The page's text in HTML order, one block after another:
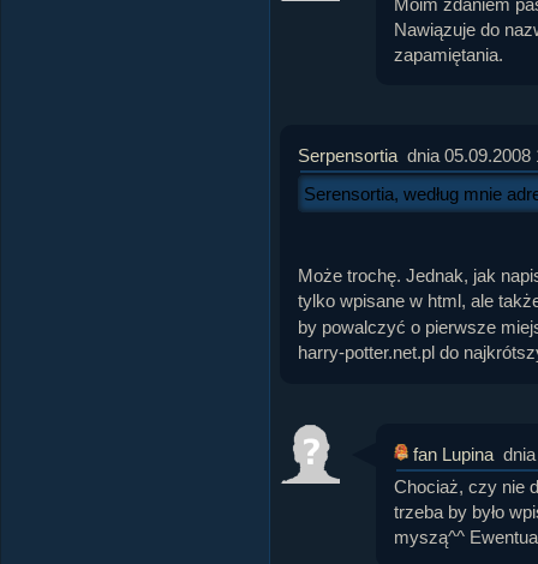
Moim zdaniem
Nawiązuje do
zapamiętania.
Serpensortia dnia 05.09.2008
Serensortia, według mnie
Może trochę. Jednak, jak
tylko wpisane w html, ale
by powalczyć o pierwsze
harry-potter.net.pl do
fan Lupina
Chociaż, czy nie
trzeba by było
myszą^^